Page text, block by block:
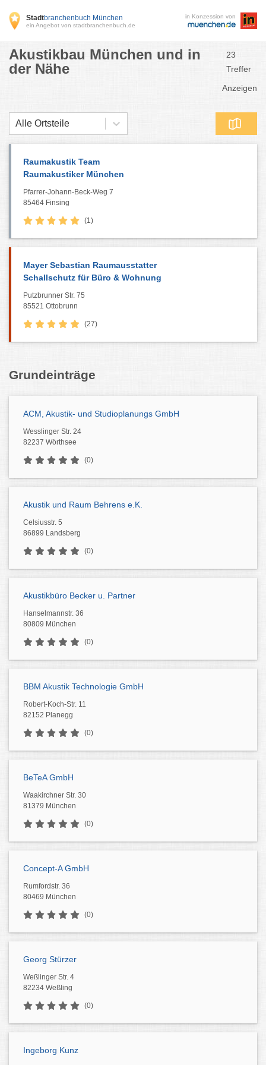
Stadtbranchenbuch München
ein Angebot von stadtbranchenbuch.de
in Konzession von
Akustikbau München und in
der Nähe
23
Treffer
Anzeigen
Alle Ortsteile
Raumakustik Team
Raumakustiker München
Pfarrer-Johann-Beck-Weg 7
85464 Finsing
(1)
Mayer Sebastian Raumausstatter
Schallschutz für Büro & Wohnung
Putzbrunner Str. 75
85521 Ottobrunn
(27)
Grundeinträge
ACM, Akustik- und Studioplanungs GmbH
Wesslinger Str. 24
82237 Wörthsee
(0)
Akustik und Raum Behrens e.K.
Celsiusstr. 5
86899 Landsberg
(0)
Akustikbüro Becker u. Partner
Hanselmannstr. 36
80809 München
(0)
BBM Akustik Technologie GmbH
Robert-Koch-Str. 11
82152 Planegg
(0)
BeTeA GmbH
Waakirchner Str. 30
81379 München
(0)
Concept-A GmbH
Rumfordstr. 36
80469 München
(0)
Georg Stürzer
Weßlinger Str. 4
82234 Weßling
(0)
Ingeborg Kunz